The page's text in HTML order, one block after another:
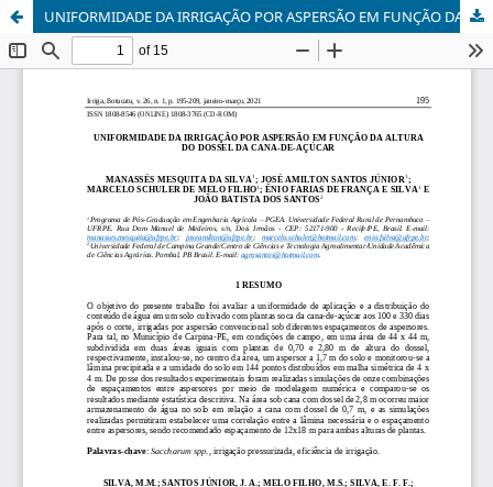
UNIFORMIDADE DA IRRIGAÇÃO POR ASPERSÃO EM FUNÇÃO DA ALTURA DO DOSSEL DA CANA-DE-AÇÚCAR